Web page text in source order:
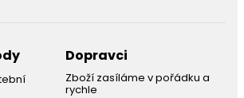
Dopravci
Zboží zasíláme v pořádku a
rychle